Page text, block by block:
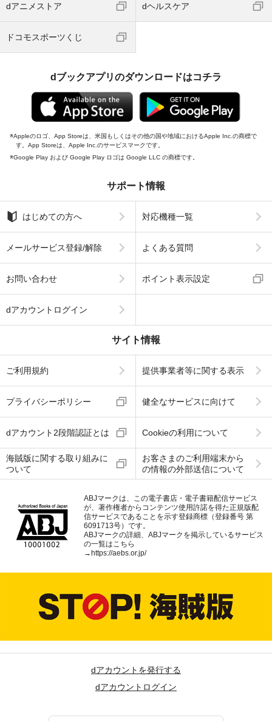
dアニメストア dヘルスケア
ドコモスポーツくじ
dブックアプリのダウンロードはコチラ
Appleのロゴ、App Storeは、米国もしくはその他の国や地域におけるApple Inc.の商標で
す。App Storeは、Apple Inc.のサービスマークです。
Google Play および Google Play ロゴは Google LLC の商標です。
サポート情報
はじめての方へ 対応機種一覧
メールサービス登録/解除 よくある質問
お問い合わせ ポイント表示設定
dアカウントログイン
サイト情報
ご利用規約 提供事業者等に関する表示
プライバシーポリシー 健全なサービスに向けて
dアカウント2段階認証とは Cookieの利用について
海賊版に関する取り組みに
ついて
お客さまのご利用端末から
の情報の外部送信について
ABJマークは、この電子書店・電子書籍配信サービス
が、著作権者からコンテンツ使用許諾を得た正規版配
信サービスであることを示す登録商標（登録番号 第
6091713号）です。
ABJマークの詳細、ABJマークを掲示しているサービス
の一覧はこちら
→ https://aebs.or.jp/
dアカウントを発行する
dアカウントログイン